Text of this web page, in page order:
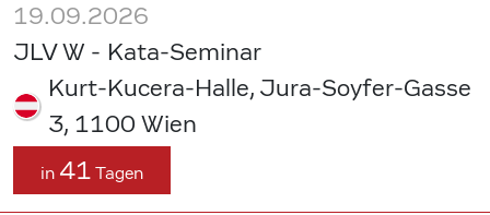
19.09.2026
JLV W - Kata-Seminar
Kurt-Kucera-Halle, Jura-Soyfer-Gasse
3, 1100 Wien
in 41 Tagen